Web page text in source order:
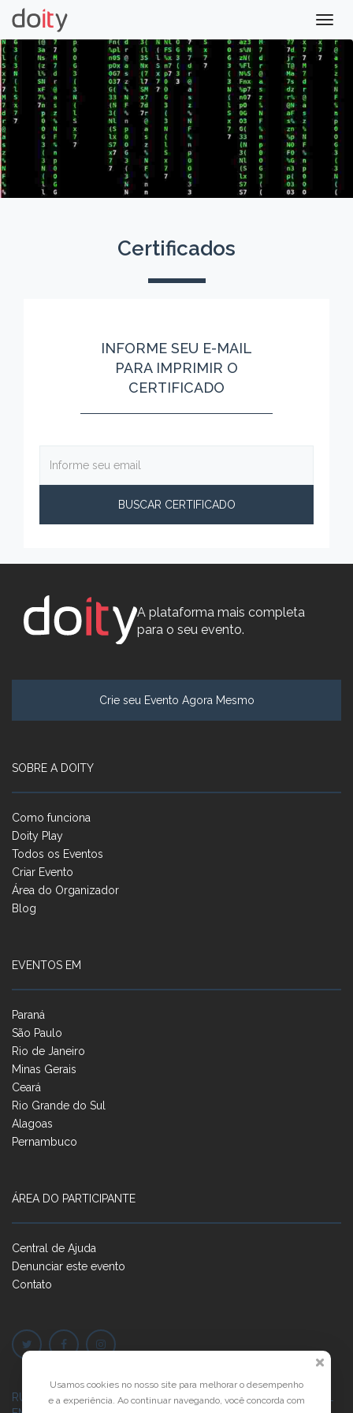
Certificados
INFORME SEU E-MAIL
PARA IMPRIMIR O
CERTIFICADO
A plataforma mais completa
para o seu evento.
Crie seu Evento Agora Mesmo
SOBRE A DOITY
Como funciona
Doity Play
Todos os Eventos
Criar Evento
Área do Organizador
Blog
EVENTOS EM
Paraná
São Paulo
Rio de Janeiro
Minas Gerais
Ceará
Rio Grande do Sul
Alagoas
Pernambuco
ÁREA DO PARTICIPANTE
Central de Ajuda
Denunciar este evento
Contato
RUA JOSÉ PONTES DE MAGALHÃES, 70JATIÚCA, MACEIÓ - AL
Usamos cookies no nosso site para melhorar o desempenho
e a experiência. Ao continuar navegando, você concorda com